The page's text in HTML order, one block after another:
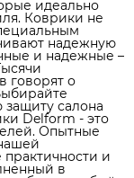
идеально
Коврики не
надежную
и надежные –
говорят о
салона
Delform - это
Опытные
практичности и
в